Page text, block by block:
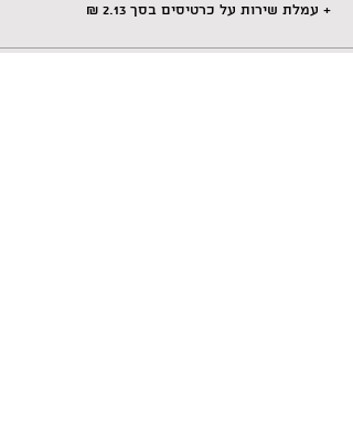
+ עמלת שירות על כרטיסים בסך ‏2.13 ‏₪